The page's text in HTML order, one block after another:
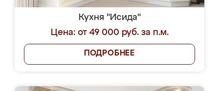
Кухня "Исида"
Цена: от 49 000 руб. за п.м.
ПОДРОБНЕЕ